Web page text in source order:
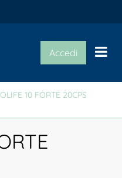
Accedi
10 FORTE 20CPS